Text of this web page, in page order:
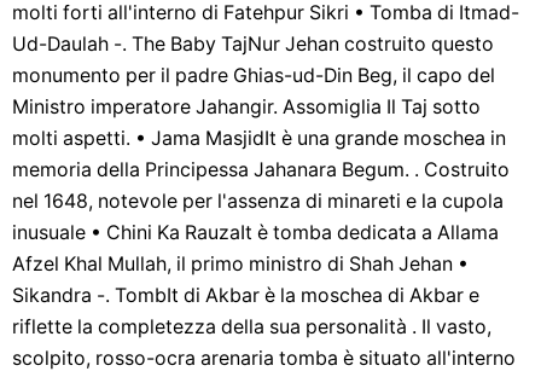
molti forti all'interno di Fatehpur Sikri • Tomba di Itmad-
Ud-Daulah -. The Baby TajNur Jehan costruito questo
monumento per il padre Ghias-ud-Din Beg, il capo del
Ministro imperatore Jahangir. Assomiglia Il Taj sotto
molti aspetti. • Jama MasjidIt è una grande moschea in
memoria della Principessa Jahanara Begum. . Costruito
nel 1648, notevole per l'assenza di minareti e la cupola
inusuale • Chini Ka RauzaIt è tomba dedicata a Allama
Afzel Khal Mullah, il primo ministro di Shah Jehan •
Sikandra -. TombIt di Akbar è la moschea di Akbar e
riflette la completezza della sua personalità . Il vasto,
scolpito, rosso-ocra arenaria tomba è situato all'interno